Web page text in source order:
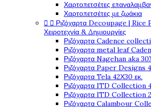
Χαρτοπετσέτες
Χαρτοπετσέτες με ζωάκια
  Ριζόχαρτα Decoupage | Rice
Χειροτεχνία & Δημιουργίες
Ριζόχαρτα Cadence
Ριζόχαρτα metal leaf
Ριζόχαρτα Nagehan aka
Ριζόχαρτα Paper Designs
Ριζόχαρτα Tela 42Χ30 εκ.
Ριζόχαρτα ITD Collection
Ριζόχαρτα ITD Collection
Ριζόχαρτα Calambour